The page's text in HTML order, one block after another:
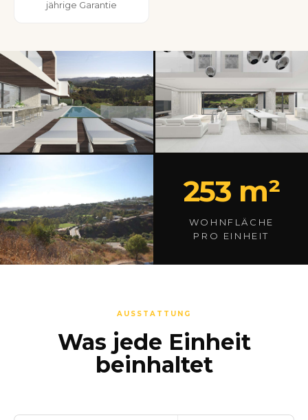
jährige Garantie
253 m²
WOHNFLÄCHE
PRO EINHEIT
AUSSTATTUNG
Was jede Einheit
beinhaltet